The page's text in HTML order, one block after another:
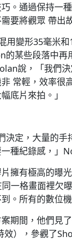
。通過保持一
要將觀眾 帶出
用變形35毫米
某些段落中再
說，「我們
常輕，效率很
底片來拍。」
決定，大量的
種紀錄感，」
擁有極高的曝
一格畫面裡欠
。所有的數位
期間，他們見
），參觀了